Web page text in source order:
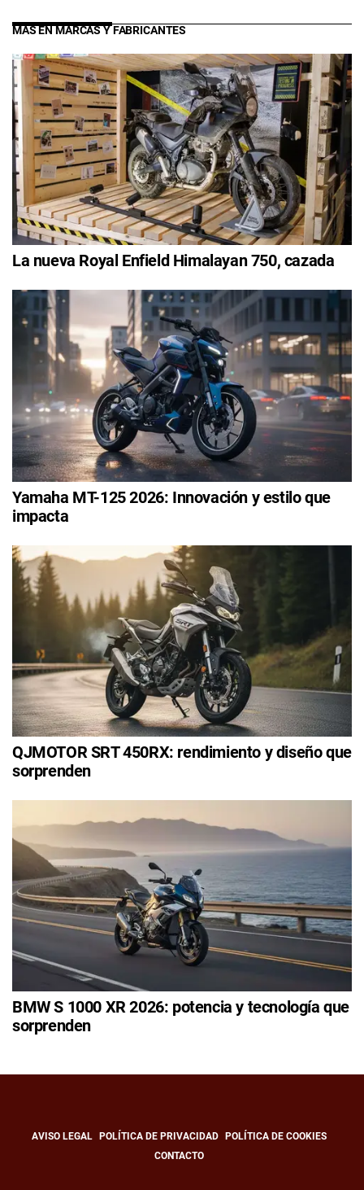
MÁS EN MARCAS Y FABRICANTES
La nueva Royal Enfield Himalayan 750, cazada
Yamaha MT-125 2026: Innovación y estilo que
impacta
QJMOTOR SRT 450RX: rendimiento y diseño que
sorprenden
BMW S 1000 XR 2026: potencia y tecnología que
sorprenden
AVISO LEGAL POLÍTICA DE PRIVACIDAD
POLÍTICA DE COOKIES
CONTACTO